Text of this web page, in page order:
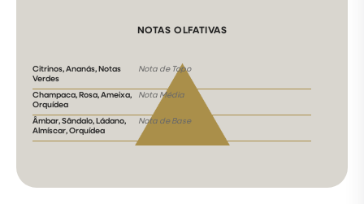
NOTAS OLFATIVAS
Citrinos, Ananás, Notas
Verdes
Nota de Topo
Champaca, Rosa, Ameixa,
Orquídea
Nota Média
Âmbar, Sândalo, Ládano,
Almíscar, Orquídea
Nota de Base